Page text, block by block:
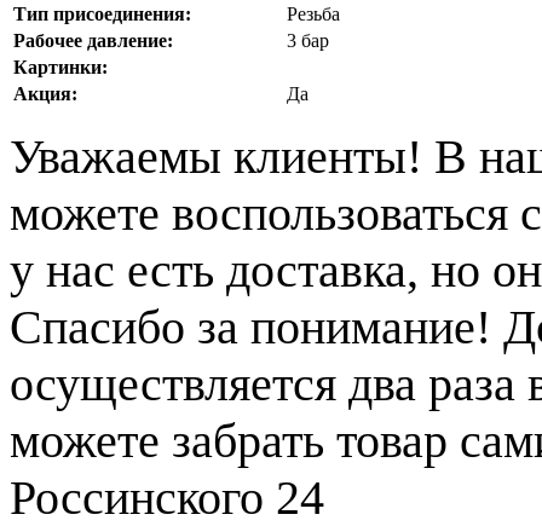
Тип присоединения:
Резьба
Рабочее давление:
3 бар
Картинки:
Акция:
Да
Уважаемы клиенты! В
можете воспользоваться
у нас есть доставка, но
Спасибо за понимание!
осуществляется два
можете забрать товар
Россинского 24